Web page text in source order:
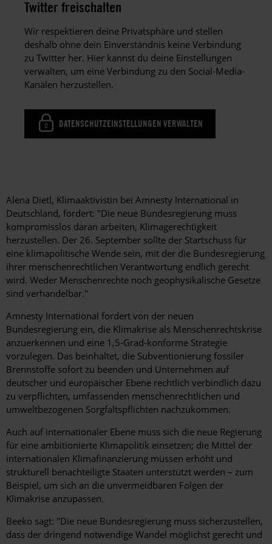
Twitter freischalten
Wir respektieren deine Privatsphäre und stellen
deshalb ohne dein Einverständnis keine Verbindung
zu Twitter her. Hier kannst du deine Einstellungen
verwalten, um eine Verbindung zu den Social-Media-
Kanälen herzustellen.
DATENSCHUTZEINSTELLUNGEN VERWALTEN
Alena Dietl, Klimaaktivistin bei Amnesty International in
Deutschland, fordert: "Die neue Bundesregierung muss
kompromisslos daran arbeiten, Klimagerechtigkeit
herzustellen. Der 26. September sollte der Startschuss für
eine klimapolitische Wende sein, mit der die Bundesregierung
ihrer menschenrechtlichen Verantwortung endlich gerecht
wird. Weder Menschenrechte noch geophysikalische Gesetze
sind verhandelbar."
Amnesty International fordert von der neuen
Bundesregierung ein, die Klimakrise als Menschenrechtskrise
anzuerkennen und eine 1,5-Grad-konforme Strategie
vorzulegen. Das beinhaltet, die Subventionierung fossiler
Brennstoffe sofort zu beenden und Unternehmen auf
deutscher und europäischer Ebene rechtlich verbindlich dazu
zu verpflichten, umfassenden menschenrechtlichen und
umweltbezogenen Sorgfaltspflichten nachzukommen.
Auch auf internationaler Ebene muss sich die neue Regierung
für eine ambitionierte Klimapolitik einsetzen; die Mittel der
internationalen Klimafinanzierung müssen erhöht und
strukturell benachteiligte Staaten unterstützt werden – zum
Beispiel, um sich an die unvermeidbaren Folgen der
Klimakrise anzupassen.
Beeko sagt: "Die neue Bundesregierung muss sicherzustellen,
dass der dringend notwendige Wandel möglichst gerecht und